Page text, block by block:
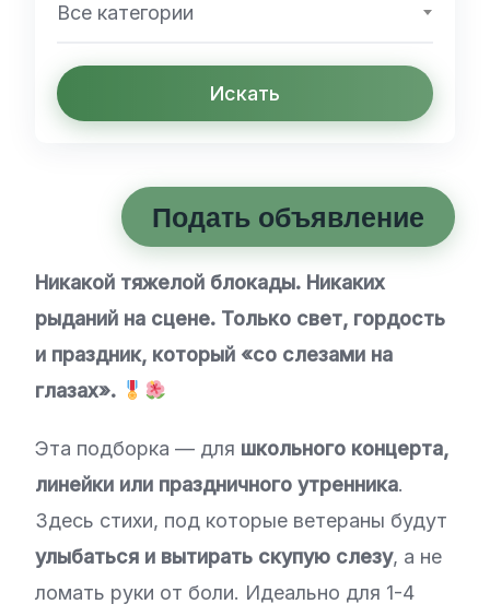
Все категории
Искать
Подать объявление
Никакой тяжелой блокады. Никаких
рыданий на сцене. Только свет, гордость
и праздник, который «со слезами на
глазах».
Эта подборка — для школьного концерта,
линейки или праздничного утренника.
Здесь стихи, под которые ветераны будут
улыбаться и вытирать скупую слезу, а не
ломать руки от боли. Идеально для 1-4